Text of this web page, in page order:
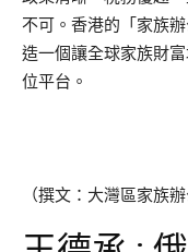
不可。香港的「家族
造一個讓全球家族財
位平台。
（撰文：大灣區家族